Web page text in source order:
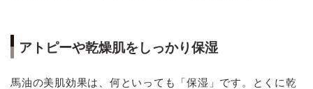
アトピーや乾燥肌をしっかり保湿
馬油の美肌効果は、何といっても「保湿」です。とくに乾